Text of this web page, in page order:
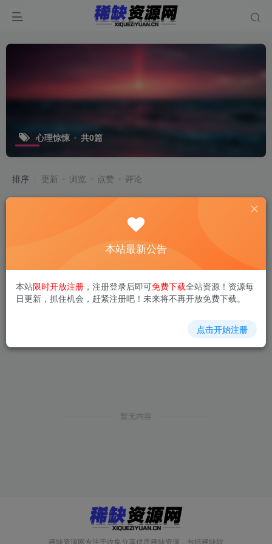
心理惊悚 共0篇
排序 更新 浏览 点赞 评论
暂无内容
稀缺资源网专注于收集分享优质稀缺资源，包括稀缺软
本站最新公告
本站限时开放注册 ，注册登录后即可免费下载全站资源！资源每
日更新，抓住机会，赶紧注册吧！未来将不再开放免费下载。
点击开始注册